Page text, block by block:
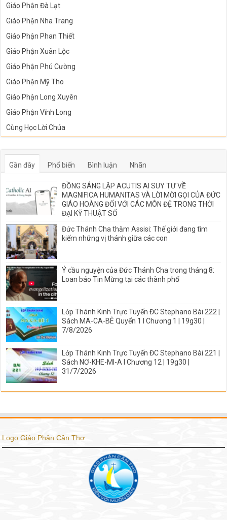
Giáo Phận Đà Lạt
Giáo Phận Nha Trang
Giáo Phận Phan Thiết
Giáo Phận Xuân Lộc
Giáo Phận Phú Cường
Giáo Phận Mỹ Tho
Giáo Phận Long Xuyên
Giáo Phận Vĩnh Long
Cùng Học Lời Chúa
Gần đây Phổ biến Bình luận Nhãn
ĐỒNG SÁNG LẬP ACUTIS AI SUY TƯ VỀ
MAGNIFICA HUMANITAS VÀ LỜI MỜI GỌI CỦA ĐỨC
GIÁO HOÀNG ĐỐI VỚI CÁC MÔN ĐỆ TRONG THỜI
ĐẠI KỸ THUẬT SỐ
Đức Thánh Cha thăm Assisi: Thế giới đang tìm
kiếm những vị thánh giữa các con
Ý cầu nguyện của Đức Thánh Cha trong tháng 8:
Loan báo Tin Mừng tại các thành phố
Lớp Thánh Kinh Trực Tuyến ĐC Stephano Bài 222 |
Sách MA-CA-BÊ Quyển 1 I Chương 1 | 19g30 |
7/8/2026
Lớp Thánh Kinh Trực Tuyến ĐC Stephano Bài 221 |
Sách NƠ-KHE-MI-A I Chương 12 | 19g30 |
31/7/2026
Logo Giáo Phận Cần Thơ